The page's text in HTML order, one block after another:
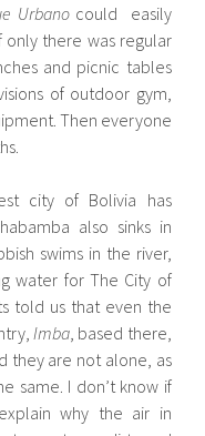
Urbanocould easily
only there was regular
and picnic tables
of outdoor gym,
Then everyone
city of Bolivia has
also sinks in
swims in the river,
water for The City of
told us that even the
Imba , based there,
they are not alone, as
same. I don’t know if
why the air in